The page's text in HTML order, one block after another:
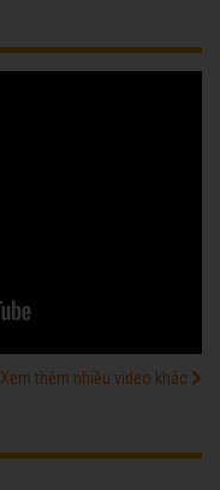
Xem thêm nhiều video khác